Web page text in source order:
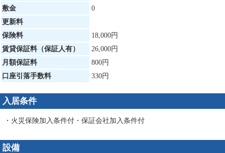
敷金
0
更新料
保険料
18,000円
賃貸保証料（保証人有）
26,000円
月額保証料
800円
口座引落手数料
330円
入居条件
・火災保険加入条件付・保証会社加入条件付
設備